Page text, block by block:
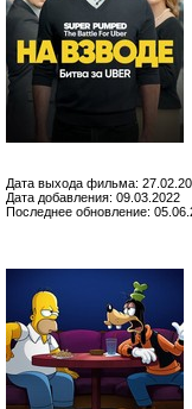
Дата выхода фильма:
Дата добавления: 09.03.2022
Последнее обновление: